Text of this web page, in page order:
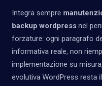
Integra sempre
backup wordpress nel
forzature: ogni paragrafo
informativa reale, non
implementazione su
evolutiva WordPress resta